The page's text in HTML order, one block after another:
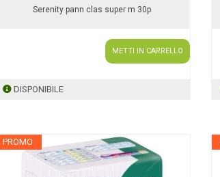
Serenity pann clas super m 30p
METTI IN CARRELLO
DISPONIBILE
PROMO